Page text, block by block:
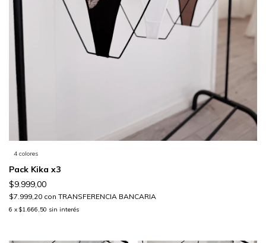
4 colores
Pack Kika x3
$9.999,00
$7.999,20 con TRANSFERENCIA BANCARIA
6 x $1.666,50 sin interés